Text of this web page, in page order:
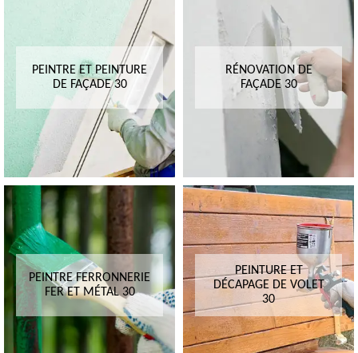
PEINTRE ET PEINTURE
DE FAÇADE 30
RÉNOVATION DE
FAÇADE 30
PEINTRE FERRONNERIE
FER ET MÉTAL 30
PEINTURE ET
DÉCAPAGE DE VOLET
30